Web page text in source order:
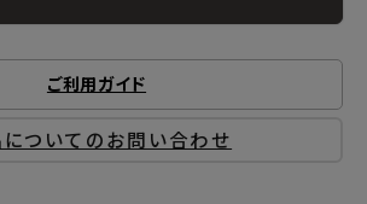
ご利用ガイド
ついてのお問い合わせ